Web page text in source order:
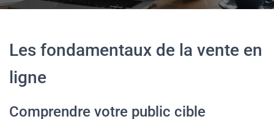
Les fondamentaux de la vente en
ligne
Comprendre votre public cible